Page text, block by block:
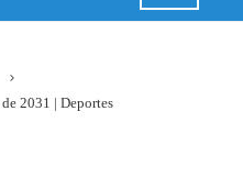
2031 | Deportes